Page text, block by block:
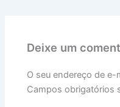
Deixe um
O seu endereço de e-
Campos obrigatórios